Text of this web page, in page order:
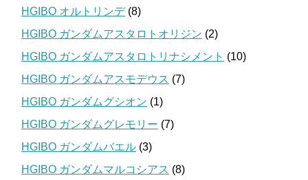
HGIBO オルトリンデ(8)
HGIBO ガンダムアスタロトオリジン (2)
HGIBO ガンダムアスタロトリナシメント (10)
HGIBO ガンダムアスモデウス (7)
HGIBO ガンダムグシオン (1)
HGIBO ガンダムグレモリー (7)
HGIBO ガンダムバエル (3)
HGIBO ガンダムマルコシアス (8)